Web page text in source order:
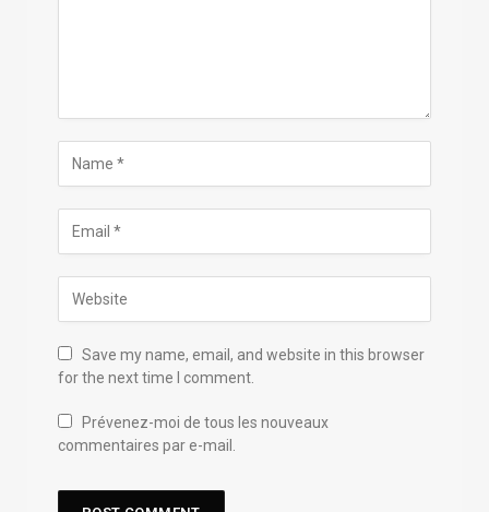
Save my name, email, and website in this browser
for the next time I comment.
Prévenez-moi de tous les nouveaux
commentaires par e-mail.